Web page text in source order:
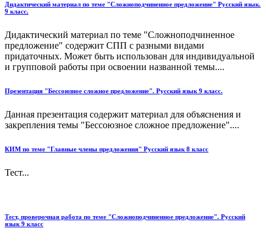
Дидактический материал по теме "Сложноподчиненное предложение" Русский язык.
9 класс.
Дидактический материал по теме "Сложноподчиненное
предложение" содержит СПП с разными видами
придаточных. Может быть использован для индивидуальной
и групповой работы при освоении названной темы....
Презентация "Бессоюзное сложное предложение". Русский язык 9 класс.
Данная презентация содержит материал для объяснения и
закрепления темы "Бессоюзное сложное предложение"....
КИМ по теме "Главные члены предложения" Русский язык 8 класс
Тест...
Тест, проверочная работа по теме "Сложноподчиненное предложение". Русский
язык 9 класс